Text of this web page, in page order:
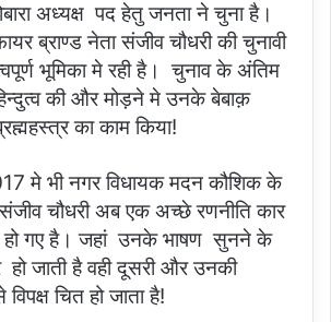
अध्यक्ष पद हेतु जनता ने चुना है।
ब्राण्ड नेता संजीव चौधरी की चुनावी
भूमिका मे रही है। चुनाव के अंतिम
की और मोड़ने मे उनके बेबाक़
का काम किया!
मे भी नगर विधायक मदन कौशिक के
संजीव चौधरी अब एक अच्छे रणनीति कार
हो गए है। जहां उनके भाषण सुनने के
जाती है वही दूसरी और उनकी
चित हो जाता है!